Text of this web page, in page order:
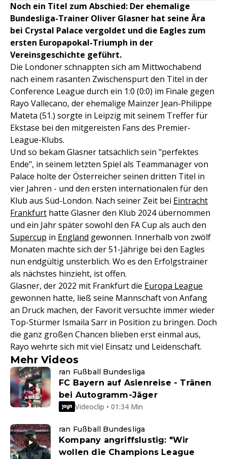
Noch ein Titel zum Abschied: Der ehemalige
Bundesliga-Trainer Oliver Glasner hat seine Ära
bei Crystal Palace vergoldet und die Eagles zum
ersten Europapokal-Triumph in der
Vereinsgeschichte geführt.
Die Londoner schnappten sich am Mittwochabend
nach einem rasanten Zwischenspurt den Titel in der
Conference League durch ein 1:0 (0:0) im Finale gegen
Rayo Vallecano, der ehemalige Mainzer Jean-Philippe
Mateta (51.) sorgte in Leipzig mit seinem Treffer für
Ekstase bei den mitgereisten Fans des Premier-
League-Klubs.
Und so bekam Glasner tatsächlich sein "perfektes
Ende", in seinem letzten Spiel als Teammanager von
Palace holte der Österreicher seinen dritten Titel in
vier Jahren - und den ersten internationalen für den
Klub aus Süd-London. Nach seiner Zeit bei Eintracht
Frankfurt hatte Glasner den Klub 2024 übernommen
und ein Jahr später sowohl den FA Cup als auch den
Supercup in England gewonnen. Innerhalb von zwölf
Monaten machte sich der 51-Jährige bei den Eagles
nun endgültig unsterblich. Wo es den Erfolgstrainer
als nächstes hinzieht, ist offen.
Glasner, der 2022 mit Frankfurt die Europa League
gewonnen hatte, ließ seine Mannschaft von Anfang
an Druck machen, der Favorit versuchte immer wieder
Top-Stürmer Ismaila Sarr in Position zu bringen. Doch
die ganz großen Chancen blieben erst einmal aus,
Rayo wehrte sich mit viel Einsatz und Leidenschaft.
Mehr Videos
ran Fußball Bundesliga
FC Bayern auf Asienreise - Tränen
bei Autogramm-Jäger
Videoclip • 01:34 Min
ran Fußball Bundesliga
Kompany angriffslustig: "Wir
wollen die Champions League